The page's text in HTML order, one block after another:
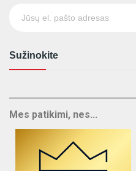
Sužinokite
Mes patikimi, nes...